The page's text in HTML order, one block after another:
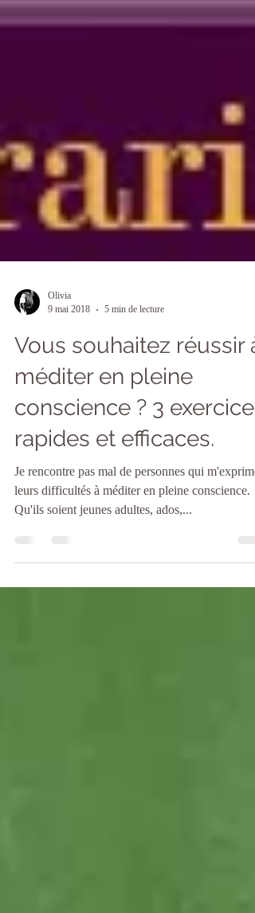
Olivia
9 mai 2018
5 min de lecture
Vous souhaitez réussir à
méditer en pleine
conscience ? 3 exercices
rapides et efficaces.
Qu'ils soient jeunes adultes, ados,...